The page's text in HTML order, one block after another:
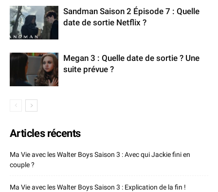
Sandman Saison 2 Épisode 7 : Quelle
date de sortie Netflix ?
Megan 3 : Quelle date de sortie ? Une
suite prévue ?
Articles récents
Ma Vie avec les Walter Boys Saison 3 : Avec qui Jackie fini en
couple ?
Ma Vie avec les Walter Boys Saison 3 : Explication de la fin !